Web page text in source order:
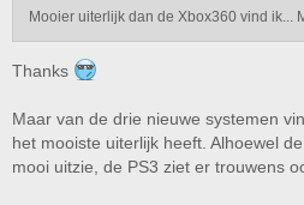
Mooier uiterlijk dan de Xbox360 vind ik...
Thanks
Maar van de drie nieuwe systemen
het mooiste uiterlijk heeft. Alhoewel
mooi uitzie, de PS3 ziet er trouwens